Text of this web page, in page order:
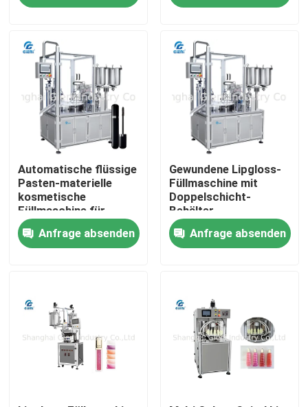
Zu Hause
Produkte
Videos
Über uns
Werksbesichtigung
Qualitätskontrolle
Neuigkeiten
Rechtssachen
Automatische flüssige
Pasten-materielle
kosmetische
Füllmaschine für
Lipgloss
Anfrage absenden
Gewundene Lipgloss-
Füllmaschine mit
Doppelschicht-
Behälter
Anfrage absenden